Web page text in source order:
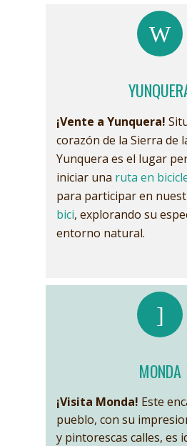
¡Vente a Yunquera!
corazón de la Sierra de
Yunquera es el lugar
iniciar una ruta en
para participar en
bici, explorando su
entorno natural.
MONDA
¡Visita Monda! Este
pueblo, con su
y pintorescas calles, es